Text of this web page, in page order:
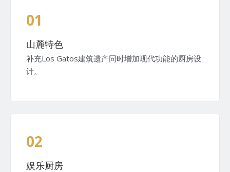
01
山麓特色
补充Los Gatos建筑遗产同时增加现代功能的厨房设
计。
02
娱乐厨房